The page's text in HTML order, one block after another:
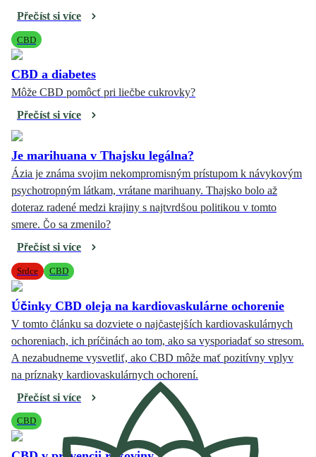
Přečíst si více
CBD
CBD a diabetes
Môže CBD pomôcť pri liečbe cukrovky?
Přečíst si více
Je marihuana v Thajsku legálna?
Ázia je známa svojim nekompromisným prístupom k návykovým
psychotropným látkam, vrátane marihuany. Thajsko bolo až
doteraz radené medzi krajiny s najtvrdšou politikou v tomto
smere. Čo sa zmenilo?
Přečíst si více
Srdce CBD
Účinky CBD oleja na kardiovaskulárne ochorenie
V tomto článku sa dozviete o najčastejších kardiovaskulárnych
ochoreniach, ich príčinách ao tom, ako sa vysporiadať so stresom.
A nezabudneme vysvetliť, ako CBD môže mať pozitívny vplyv
na príznaky kardiovaskulárnych ochorení.
Přečíst si více
CBD